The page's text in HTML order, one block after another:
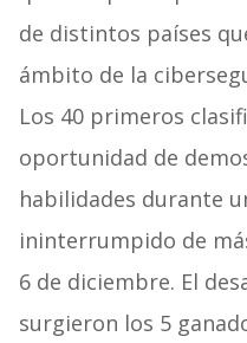
de distintos países
ámbito de la
Los 40 primeros
oportunidad de
habilidades durante
ininterrumpido de
6 de diciembre. El
surgieron los 5